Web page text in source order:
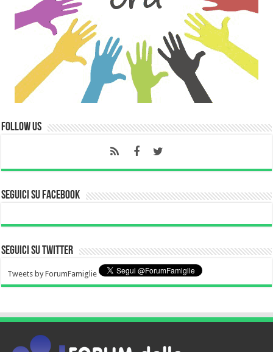
Follow Us
Seguici su Facebook
Seguici su Twitter
Tweets by ForumFamiglie